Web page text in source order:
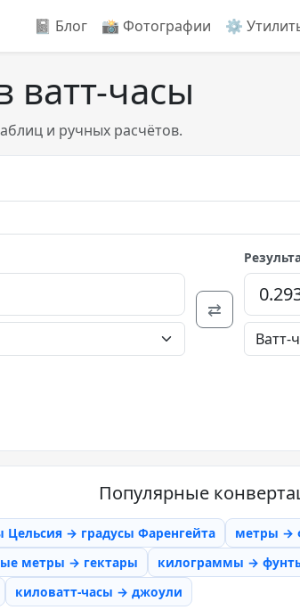
📓 Блог 📸️ Фотографии ⚙️
ватт-часы
и ручных расчётов.
⇄
Популярные
Цельсия → градусы Фаренгейта метры →
метры → гектары килограммы →
киловатт-часы → джоули